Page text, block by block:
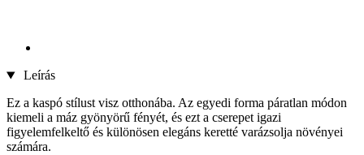
Leírás
Ez a kaspó stílust visz otthonába. Az egyedi forma páratlan módon
kiemeli a máz gyönyörű fényét, és ezt a cserepet igazi
figyelemfelkeltő és különösen elegáns keretté varázsolja növényei
számára.